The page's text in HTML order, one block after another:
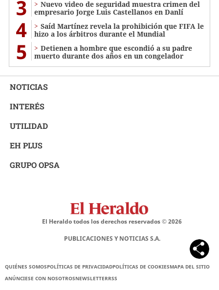
3
Nuevo video de seguridad muestra crimen del
empresario Jorge Luis Castellanos en Danlí
4
Saíd Martínez revela la prohibición que FIFA le
hizo a los árbitros durante el Mundial
5
Detienen a hombre que escondió a su padre
muerto durante dos años en un congelador
NOTICIAS
INTERÉS
UTILIDAD
EH PLUS
GRUPO OPSA
El Heraldo todos los derechos reservados ©2026
PUBLICACIONES Y NOTICIAS S.A.
QUIÉNES SOMOSPOLÍTICAS DE PRIVACIDADPOLÍTICAS DE COOKIESMAPA DEL SITIO
ANÚNCIESE CON NOSOTROSNEWSLETTERRSS